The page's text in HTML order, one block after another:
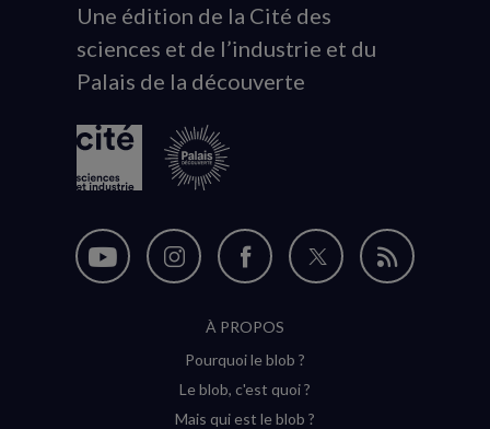
Animation
du
logo
Une édition de la Cité des
sciences et de l’industrie et du
Palais de la découverte
Nous
Nous
Instagram
(nouvelle
Nous
sur
Facebook
(nouvelle
Nous
Flux
À PROPOS
Pourquoi le blob ?
Le blob, c'est quoi ?
Mais qui est le blob ?